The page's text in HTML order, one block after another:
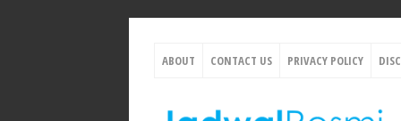
ABOUT CONTACT US PRIVACY POLICY